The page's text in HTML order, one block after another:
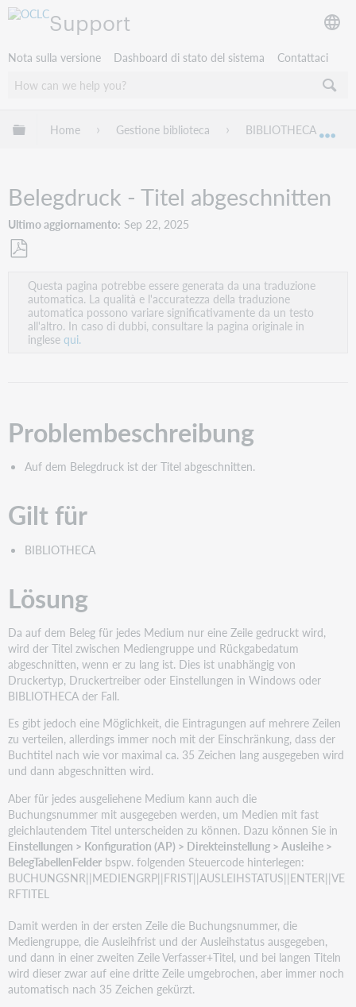
Support
Nota sulla versione Dashboard di stato del sistema Contattaci
Espandi/comprimi la gerarchia globale
Home Gestione biblioteca BIBLIOTHECA
Belegdruck - Titel abgeschnitten
Ultimo aggiornamento Sep 22, 2025
come
PDF
Questa pagina potrebbe essere generata da una traduzione
automatica. La qualità e l'accuratezza della traduzione
automatica possono variare significativamente da un testo
all'altro. In caso di dubbi, consultare la pagina originale in
inglesequi.
Problembeschreibung
Auf dem Belegdruck ist der Titel abgeschnitten.
Gilt für
BIBLIOTHECA
Lösung
Da auf dem Beleg für jedes Medium nur eine Zeile gedruckt wird,
wird der Titel zwischen Mediengruppe und Rückgabedatum
abgeschnitten, wenn er zu lang ist. Dies ist unabhängig von
Druckertyp, Druckertreiber oder Einstellungen in Windows oder
BIBLIOTHECA der Fall.
Es gibt jedoch eine Möglichkeit, die Eintragungen auf mehrere Zeilen
zu verteilen, allerdings immer noch mit der Einschränkung, dass der
Buchtitel nach wie vor maximal ca. 35 Zeichen lang ausgegeben wird
und dann abgeschnitten wird.
Aber für jedes ausgeliehene Medium kann auch die
Buchungsnummer mit ausgegeben werden, um Medien mit fast
gleichlautendem Titel unterscheiden zu können. Dazu können Sie in
Einstellungen > Konfiguration (AP) > Direkteinstellung > Ausleihe >
BelegTabellenFelder bspw. folgenden Steuercode hinterlegen:
BUCHUNGSNR||MEDIENGRP||FRIST||AUSLEIHSTATUS||ENTER||VE
RFTITEL
Damit werden in der ersten Zeile die Buchungsnummer, die
Mediengruppe, die Ausleihfrist und der Ausleihstatus ausgegeben,
und dann in einer zweiten Zeile Verfasser+Titel, und bei langen Titeln
wird dieser zwar auf eine dritte Zeile umgebrochen, aber immer noch
automatisch nach 35 Zeichen gekürzt.